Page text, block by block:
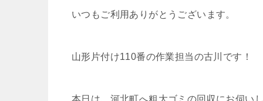
いつもご利用ありがとうございます。
山形片付け110番の作業担当の古川です！
本日は、河北町へ粗大ゴミの回収にお伺い